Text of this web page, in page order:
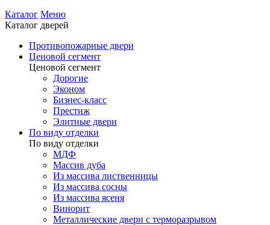
Каталог Меню
Каталог дверей
Противопожарные двери
Ценовой сегмент
Ценовой сегмент
Дорогие
Эконом
Бизнес-класс
Престиж
Элитные двери
По виду отделки
По виду отделки
МДФ
Массив дуба
Из массива лиственницы
Из массива сосны
Из массива ясеня
Винорит
Металлические двери с терморазрывом